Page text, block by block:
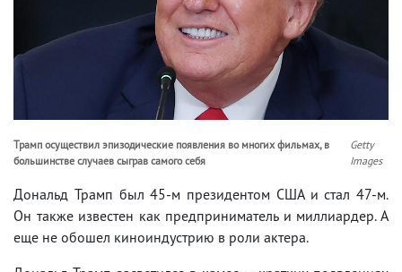
Трамп осуществил эпизодические появления во многих фильмах, в
большинстве случаев сыграв самого себя
Getty
Images
Дональд Трамп был 45-м президентом США и стал 47-м.
Он также известен как предприниматель и миллиардер. А
еще не обошел киноиндустрию в роли актера.